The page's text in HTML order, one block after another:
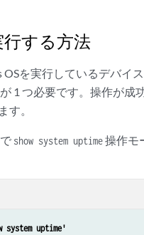
する方法
を実行しているデバイ
1 つ必要です。操作が成
す。
show system uptime操作モ
uptime'